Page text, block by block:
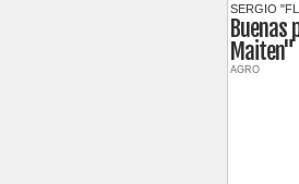
SERGIO
Buenas
Maiten"
AGRO